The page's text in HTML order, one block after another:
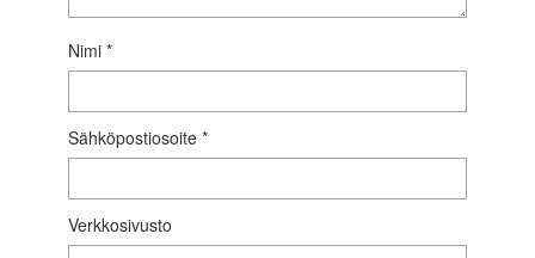
Nimi *
Sähköpostiosoite *
Verkkosivusto